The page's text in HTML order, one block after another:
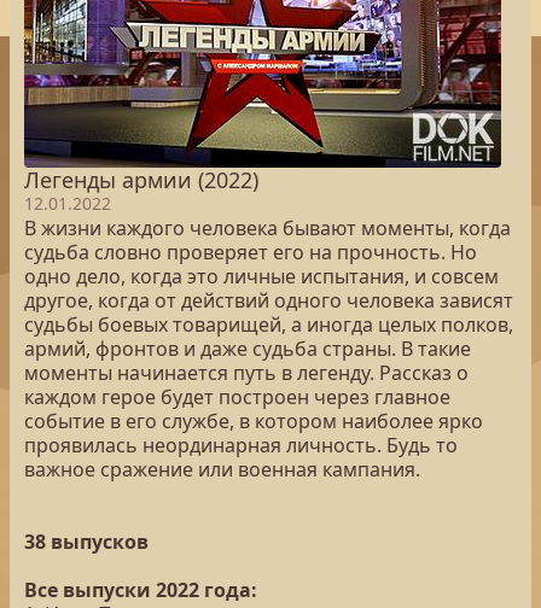
Легенды армии (2022)
12.01.2022
В жизни каждого человека бывают моменты, когда
судьба словно проверяет его на прочность. Но
одно дело, когда это личные испытания, и совсем
другое, когда от действий одного человека зависят
судьбы боевых товарищей, а иногда целых полков,
армий, фронтов и даже судьба страны. В такие
моменты начинается путь в легенду. Рассказ о
каждом герое будет построен через главное
событие в его службе, в котором наиболее ярко
проявилась неординарная личность. Будь то
важное сражение или военная кампания.
38 выпусков
Все выпуски 2022 года: